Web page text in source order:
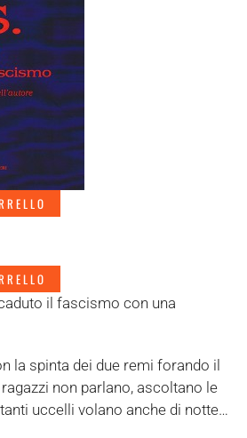
il fascismo con una
la spinta dei due remi forando il
non parlano, ascoltano le
uccelli volano anche di notte…